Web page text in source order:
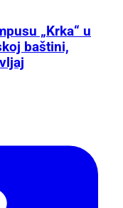
„Krka“ u
baštini,